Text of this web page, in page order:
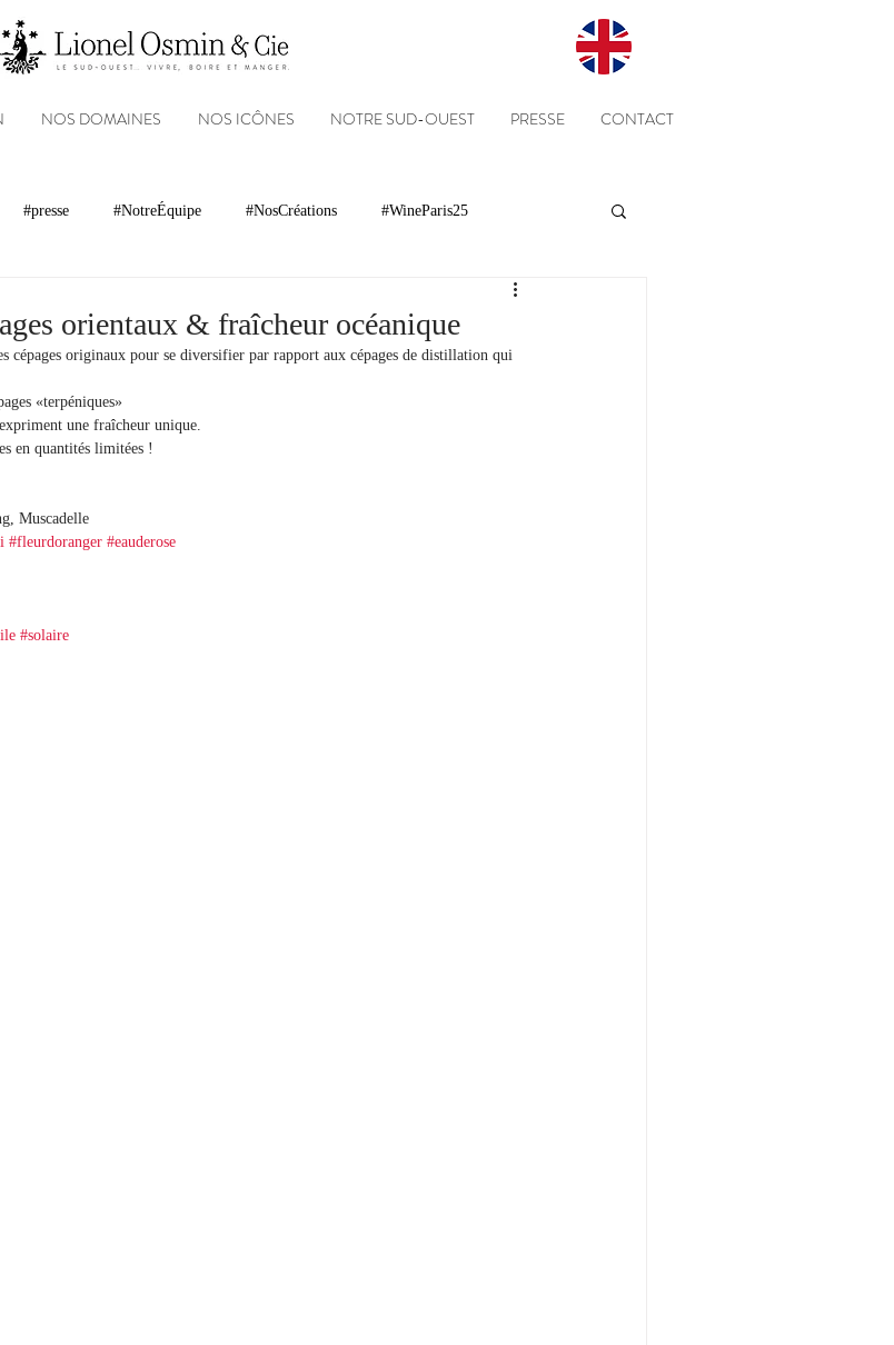
NOS DOMAINES NOS ICÔNES NOTRE SUD-OUEST PRESSE CONTACT
#presse #NotreÉquipe #NosCréations #WineParis25
Clients
orientaux & fraîcheur océanique
cépages originaux pour se diversifier par rapport aux cépages de distillation qui
«terpéniques»
une fraîcheur unique.
en quantités limitées !
Muscadelle
#fleurdoranger #eauderose
#solaire